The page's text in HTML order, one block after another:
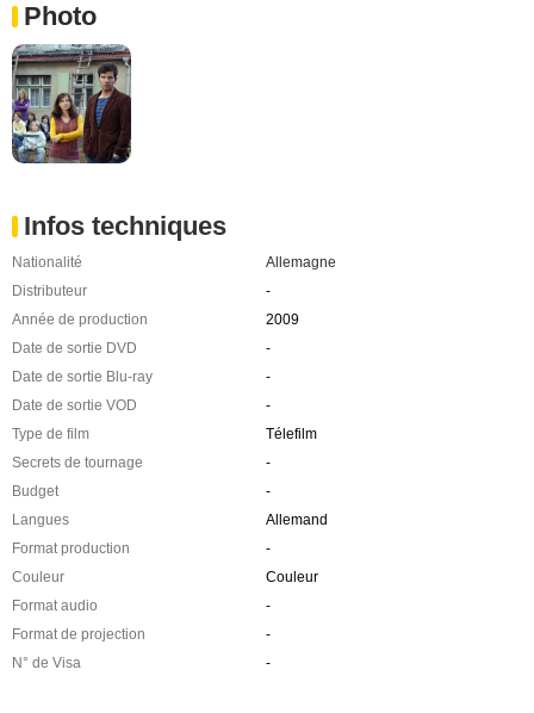
Photo
Infos techniques
Nationalité
Allemagne
Distributeur
-
Année de production
2009
Date de sortie DVD
-
Date de sortie Blu-ray
-
Date de sortie VOD
-
Type de film
Télefilm
Secrets de tournage
-
Budget
-
Langues
Allemand
Format production
-
Couleur
Couleur
Format audio
-
Format de projection
-
N° de Visa
-